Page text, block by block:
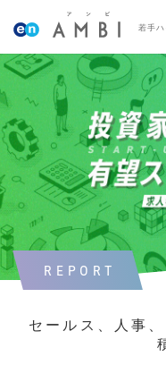
若手
REPORT
セールス、人事